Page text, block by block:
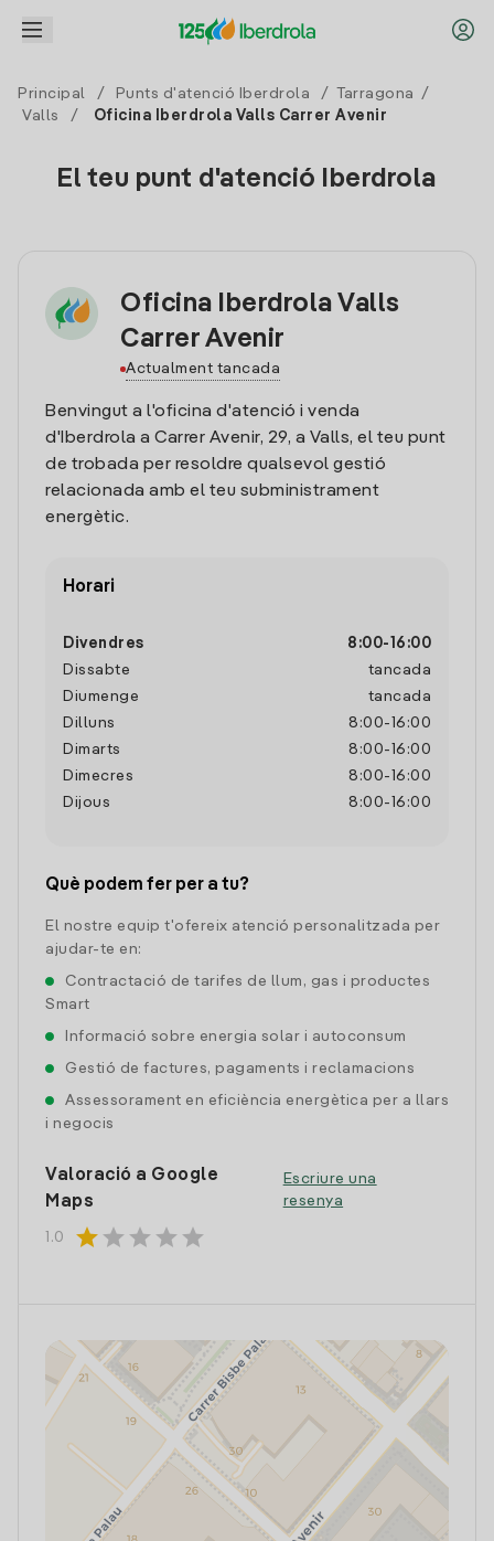
Principal / Punts d'atenció Iberdrola / Tarragona
/
Valls
/ Oficina Iberdrola Valls Carrer Avenir
El teu punt d'atenció Iberdrola
Oficina Iberdrola Valls
Carrer Avenir
Actualment tancada
Benvingut a l'oficina d'atenció i venda
d'Iberdrola a Carrer Avenir, 29, a Valls, el teu punt
de trobada per resoldre qualsevol gestió
relacionada amb el teu subministrament
energètic.
Horari
Divendres 8:00- 16:00
Dissabte
tancada
Diumenge
tancada
Dilluns
8:00- 16:00
Dimarts
8:00- 16:00
Dimecres
8:00- 16:00
Dijous
8:00- 16:00
Què podem fer per a tu?
El nostre equip t'ofereix atenció personalitzada per
ajudar-te en:
Contractació de tarifes de llum, gas i productes
Smart
Informació sobre energia solar i autoconsum
Gestió de factures, pagaments i reclamacions
Assessorament en eficiència energètica per a llars
i negocis
Valoració a Google
Maps
1.0 star star star star star
Escriure una
resenya